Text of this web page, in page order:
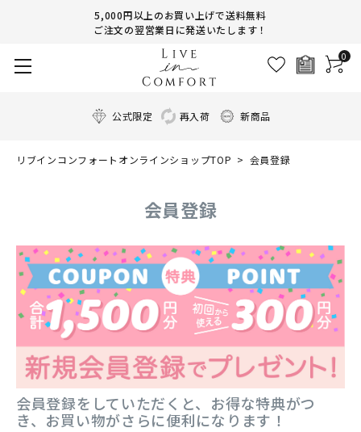
5,000円以上のお買い上げで送料無料
ご注文の翌営業日に発送いたします！
0
公式限定 再入荷 新商品
リブインコンフォートオンラインショップTOP 会員登録
会員登録
会員登録をしていただくと、お得な特典がつ
き、お買い物がさらに便利になります！